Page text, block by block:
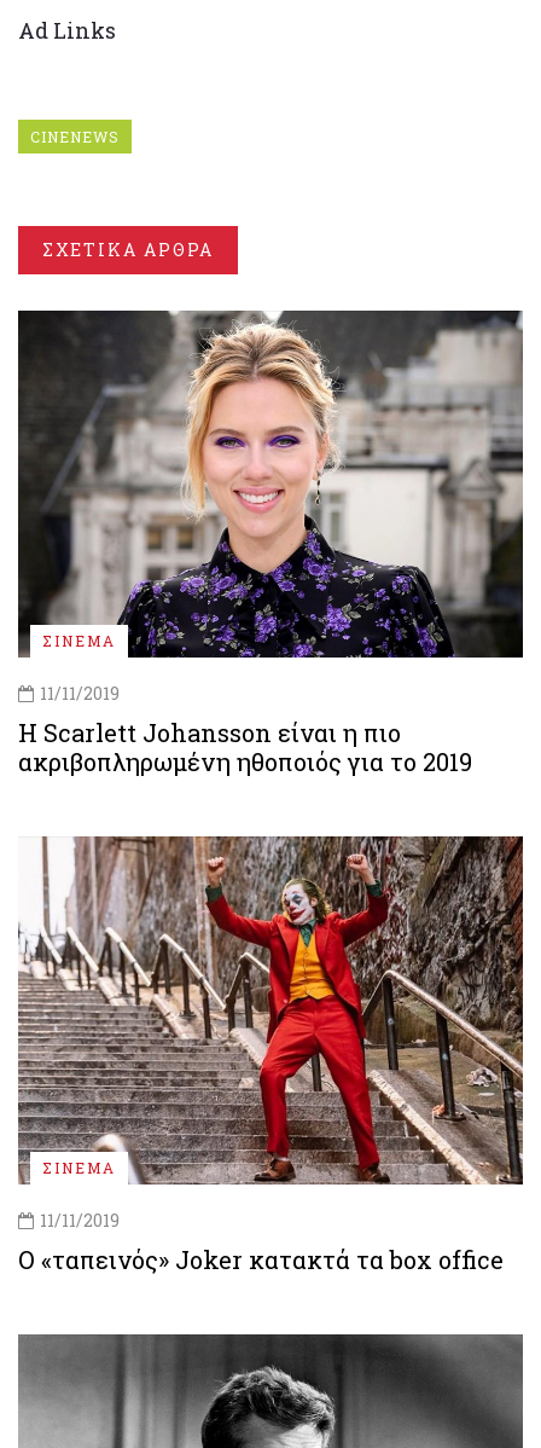
Ad Links
CINENEWS
ΣΧΕΤΙΚΑ ΑΡΘΡΑ
ΣΙΝΕΜΑ
11/11/2019
Η Scarlett Johansson είναι η πιο
ακριβοπληρωμένη ηθοποιός για το 2019
ΣΙΝΕΜΑ
11/11/2019
Ο «ταπεινός» Joker κατακτά τα box office